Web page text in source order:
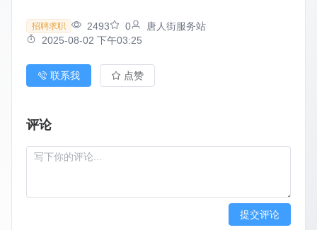
招聘求职 2493 0
唐人街服务站
2025-08-02 下午03:25
联系我 点赞
评论
提交评论